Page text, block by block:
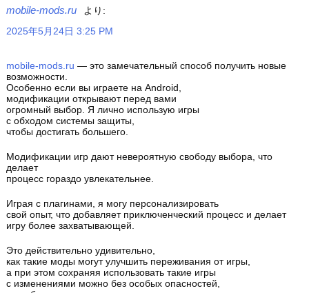
mobile-mods.ru
より:
2025年5月24日 3:25 PM
mobile-mods.ru — это замечательный способ получить новые
возможности.
Особенно если вы играете на Android,
модификации открывают перед вами
огромный выбор. Я лично использую игры
с обходом системы защиты,
чтобы достигать большего.
Модификации игр дают невероятную свободу выбора, что
делает
процесс гораздо увлекательнее.
Играя с плагинами, я могу персонализировать
свой опыт, что добавляет приключенческий процесс и делает
игру более захватывающей.
Это действительно удивительно,
как такие моды могут улучшить переживания от игры,
а при этом сохраняя использовать такие игры
с изменениями можно без особых опасностей,